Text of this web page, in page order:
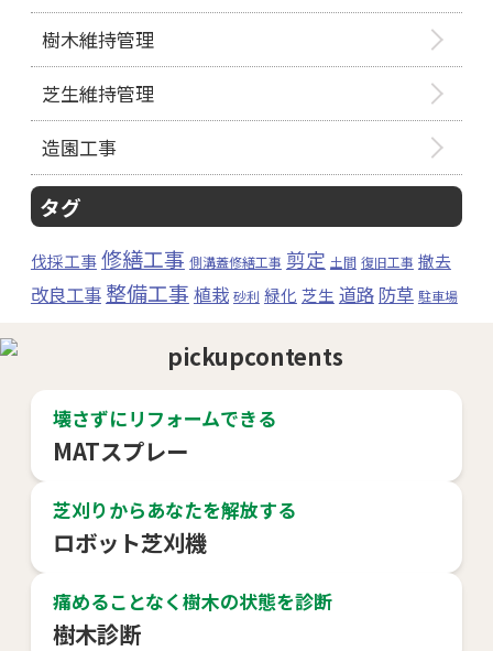
樹木維持管理
芝生維持管理
造園工事
タグ
伐採工事修繕工事 側溝蓋修繕工事 剪定 土間 復旧工事 撤去
改良工事 整備工事 植栽 砂利 緑化 芝生 道路 防草 駐車場
壊さずにリフォームできる
MATスプレー
芝刈りからあなたを解放する
ロボット芝刈機
痛めることなく樹木の状態を診断
樹木診断